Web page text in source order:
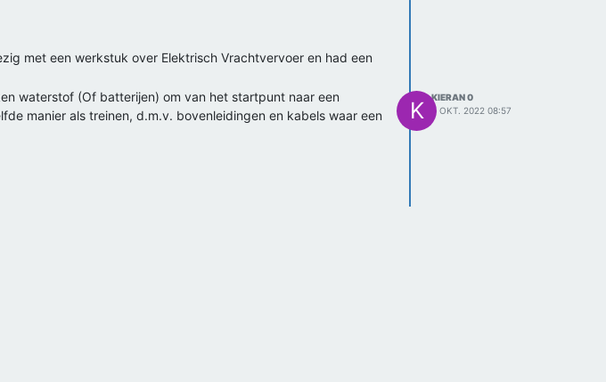
met een werkstuk over Elektrisch Vrachtvervoer en had een
waterstof (Of batterijen) om van het startpunt naar een
manier als treinen, d.m.v. bovenleidingen en kabels waar een
K
KIERAN 0
5 OKT. 2022 08:57